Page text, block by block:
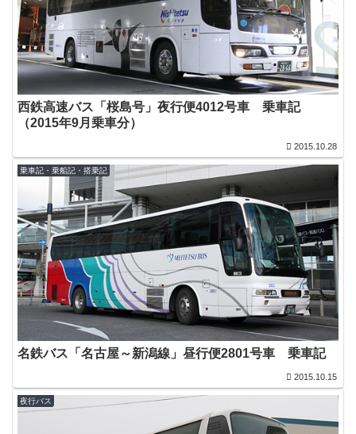
西鉄高速バス「桜島号」夜行便4012号車 乗車記
（2015年9月乗車分）
2015.10.28
乗車記・乗船記・搭乗記
名鉄バス「名古屋～新潟線」昼行便2801号車 乗車記
2015.10.15
夜行バス